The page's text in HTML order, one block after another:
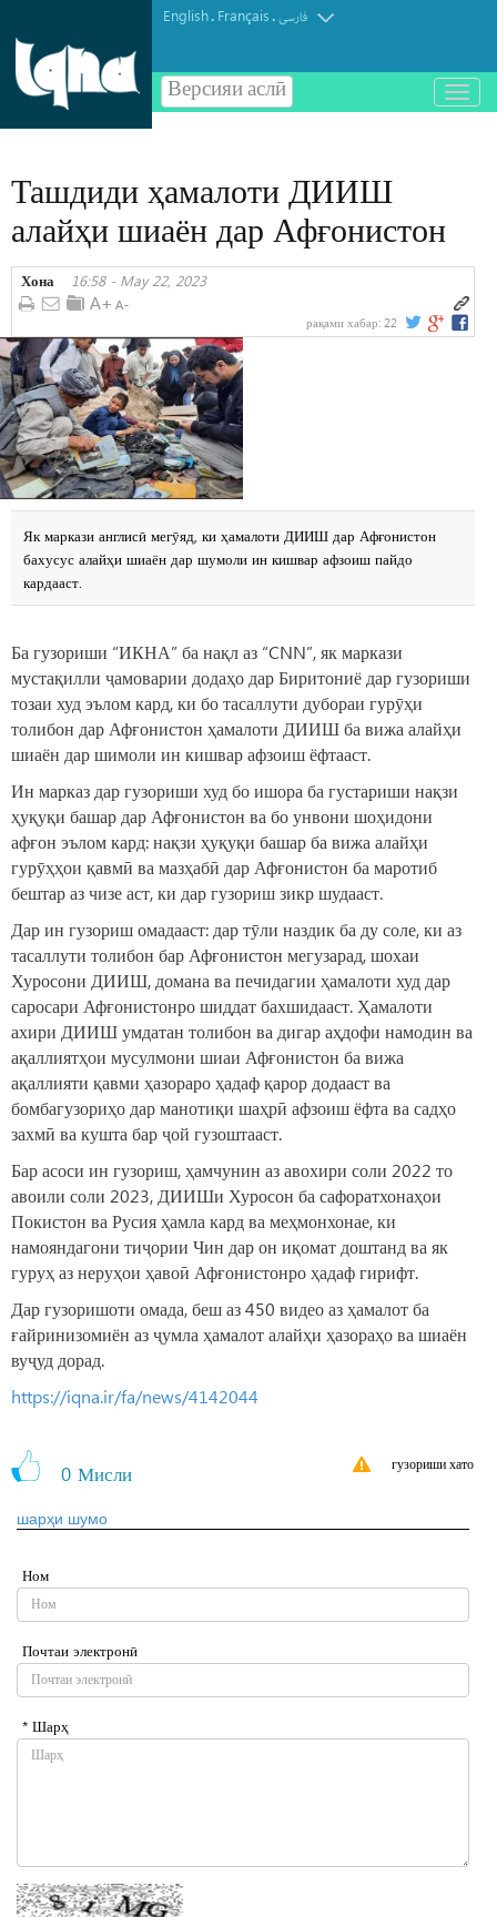
English. Français.فارسی
Версияи аслӣ
باز
و
Ташдиди ҳамалоти ДИИШ
алайҳи шиаён дар Афғонистон
Хона 16:58 - May 22, 2023
рақами хабар: 22
Як маркази англисӣ мегӯяд, ки ҳамалоти ДИИШ дар Афғонистон
бахусус алайҳи шиаён дар шумоли ин кишвар афзоиш пайдо
кардааст.
Ба гузориши “ИКНА” ба нақл аз “CNN”, як маркази
мустақилли ҷамоварии додаҳо дар Биритониё дар гузориши
тозаи худ эълом кард, ки бо тасаллути дубораи гурӯҳи
толибон дар Афғонистон ҳамалоти ДИИШ ба вижа алайҳи
шиаён дар шимоли ин кишвар афзоиш ёфтааст.
Ин марказ дар гузориши худ бо ишора ба густариши нақзи
ҳуқуқи башар дар Афғонистон ва бо унвони шоҳидони
афғон эълом кард: нақзи ҳуқуқи башар ба вижа алайҳи
гурӯҳҳои қавмӣ ва мазҳабӣ дар Афғонистон ба маротиб
бештар аз чизе аст, ки дар гузориш зикр шудааст.
Дар ин гузориш омадааст: дар тӯли наздик ба ду соле, ки аз
тасаллути толибон бар Афғонистон мегузарад, шохаи
Хуросони ДИИШ, домана ва печидагии ҳамалоти худ дар
саросари Афғонистонро шиддат бахшидааст. Ҳамалоти
ахири ДИИШ умдатан толибон ва дигар аҳдофи намодин ва
ақаллиятҳои мусулмони шиаи Афғонистон ба вижа
ақаллияти қавми ҳазораро ҳадаф қарор додааст ва
бомбагузориҳо дар манотиқи шаҳрӣ афзоиш ёфта ва садҳо
захмӣ ва кушта бар ҷой гузоштааст.
Бар асоси ин гузориш, ҳамчунин аз авохири соли 2022 то
авоили соли 2023, ДИИШи Хуросон ба сафоратхонаҳои
Покистон ва Русия ҳамла кард ва меҳмонхонае, ки
намояндагони тиҷории Чин дар он иқомат доштанд ва як
гуруҳ аз неруҳои ҳавоӣ Афғонистонро ҳадаф гирифт.
Дар гузоришоти омада, беш аз 450 видео аз ҳамалот ба
ғайринизомиён аз ҷумла ҳамалот алайҳи ҳазораҳо ва шиаён
вуҷуд дорад.
https://iqna.ir/fa/news/4142044
0 Мисли гузориши хато
шарҳи шумо
Ном
Почтаи электронӣ
* Шарҳ